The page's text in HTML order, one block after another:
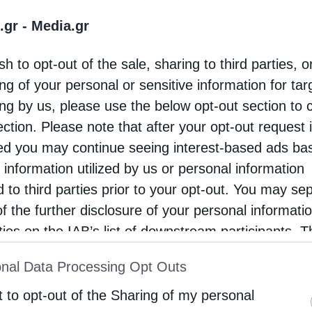
- Media.gr
to opt-out of the sale, sharing to third parties,
of your personal or sensitive information for
by us, please use the below opt-out section to
Please note that after your opt-out request
you may continue seeing interest-based ads
information utilized by us or personal information
to third parties prior to your opt-out. You may
the further disclosure of your personal
on the IAB’s list of downstream participants.
of Downstream Participantsthat may further
parties.
Data Processing Opt Outs
to opt-out of the Sharing of my personal
στέκει ακόμη περήφανη πάνω από το
του νερού της λίμνης που κάθε άνοιξη
λαιμό. Χλευάζει τη σύγχρονη τεχνική. Πριν
γέφυρα με μπετόν και σίδερα. Εγιναν εγκαίνια,
Στην πρώτη κατεβασιά του Αγραφιώτη η
για να βρουν τα ίχνη της. Ομως το γεφύρι
και κουρασάνι μένει… εις έλεγχον των
έμειναν απάτητα από Τούρκου ποδάρι,
αρχαία «κλέη», περασμένα μεγαλεία και